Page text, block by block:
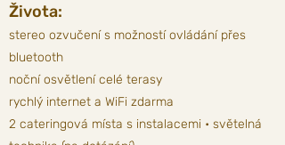
Života:
stereo ozvučení s možností ovládání přes
bluetooth
noční osvětlení celé terasy
rychlý internet a WiFi zdarma
2 cateringová místa s instalacemi • světelná